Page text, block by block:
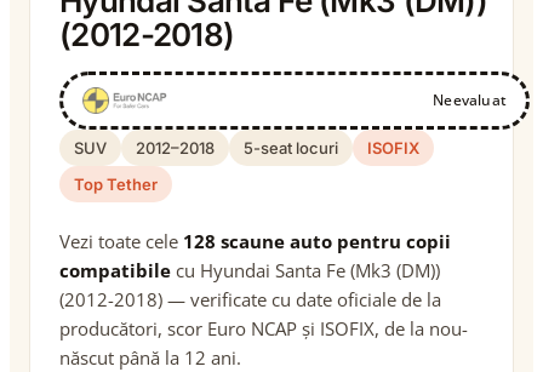
(2012-2018)
Neevaluat
SUV 2012–2018 5-seat locuri
ISOFIX
Top Tether
Vezi toate cele 128 scaune auto pentru copii
compatibile cu Hyundai Santa Fe (Mk3 (DM))
(2012-2018) — verificate cu date oficiale de la
producători, scor Euro NCAP și ISOFIX, de la nou-
născut până la 12 ani.